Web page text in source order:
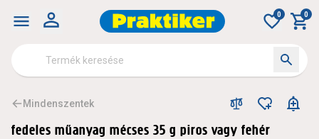
0 0
Mindenszentek
fedeles műanyag mécses 35 g piros vagy fehér
Fedeles műanyag mécses 35 g piros vagy fehér színben